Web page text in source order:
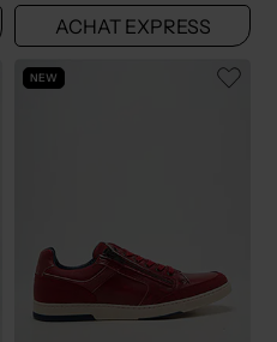
ACHAT EXPRESS
NEW